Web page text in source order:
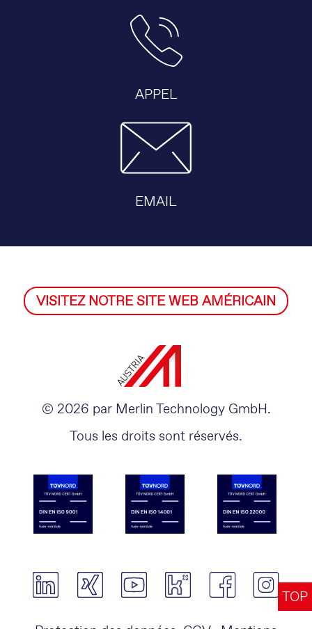
TOP
APPEL
EMAIL
VISITEZ NOTRE SITE WEB AMÉRICAIN
© 2026 par Merlin Technology GmbH.
Tous les droits sont réservés.